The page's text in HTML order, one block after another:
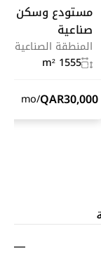
مستودع وسكن
صناعية
المنطقة الصناعية
1555 m²
30,000
QAR
/mo